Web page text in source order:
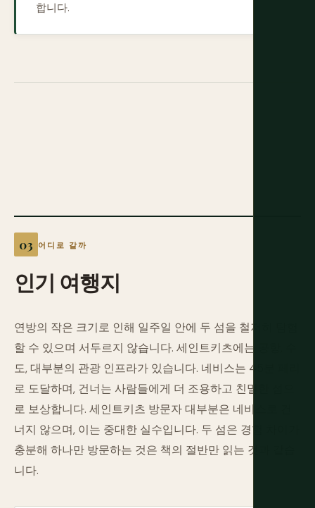
합니다.
어디로 갈까
인기 여행지
연방의 작은 크기로 인해 일주일 안에 두 섬을 철저히 탐험
할 수 있으며 서두르지 않습니다. 세인트키츠에는 공항, 수
도, 대부분의 관광 인프라가 있습니다. 네비스는 45분 페리
로 도달하며, 건너는 사람들에게 더 조용하고 친밀한 섬으
로 보상합니다. 세인트키츠 방문자 대부분은 네비스로 건
너지 않으며, 이는 중대한 실수입니다. 두 섬은 경험 차이가
충분해 하나만 방문하는 것은 책의 절반만 읽는 것과 같습
니다.